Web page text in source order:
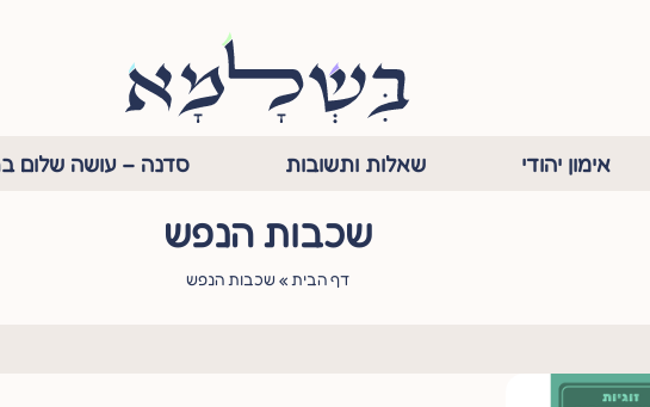
אימון יהודי שאלות ותשובות סדנה – עושה שלום
שכבות הנפש
דף הבית »שכבות הנפש